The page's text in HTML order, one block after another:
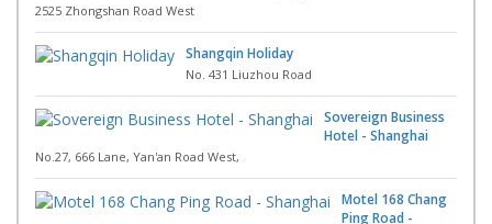
2525 Zhongshan Road West
Shangqin Holiday
No. 431 Liuzhou Road
Sovereign Business
Hotel - Shanghai
No.27, 666 Lane, Yan'an Road West,
Motel 168 Chang
Ping Road -